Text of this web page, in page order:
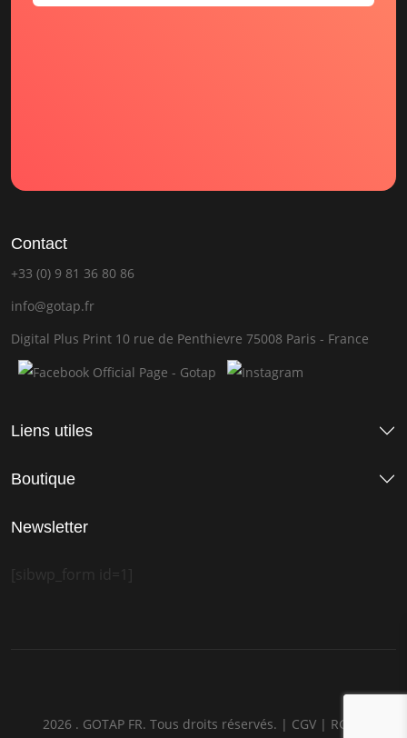
Contact
+33 (0) 9 81 36 80 86
info@gotap.fr
Digital Plus Print 10 rue de Penthievre 75008 Paris - France
Liens utiles
Boutique
Newsletter
[sibwp_form id=1]
2026 . GOTAP FR. Tous droits réservés. | CGV | RGPD